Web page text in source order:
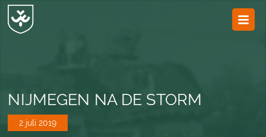
NIJMEGEN NA DE STORM
2 juli 2019